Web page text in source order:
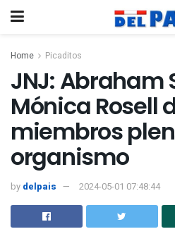
Home Picaditos
JNJ: Abraham
Mónica Rosell
miembros
organismo
by delpais 2024-05-01 07:48:44